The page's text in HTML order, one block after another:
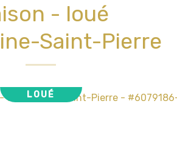
- loué
Saint-Pierre
LOUÉ